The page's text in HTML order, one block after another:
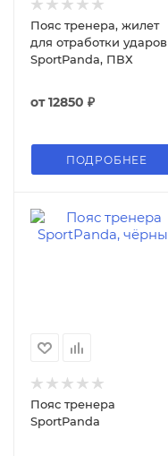
Пояс тренера, жилет
для отработки ударов
SportPanda, ПВХ
от12850 ₽
ПОДРОБНЕЕ
Пояс тренера
SportPanda